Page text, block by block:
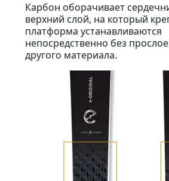
Карбон оборачивает
верхний слой, на который
платформа устанавливаются
непосредственно без
другого материала.